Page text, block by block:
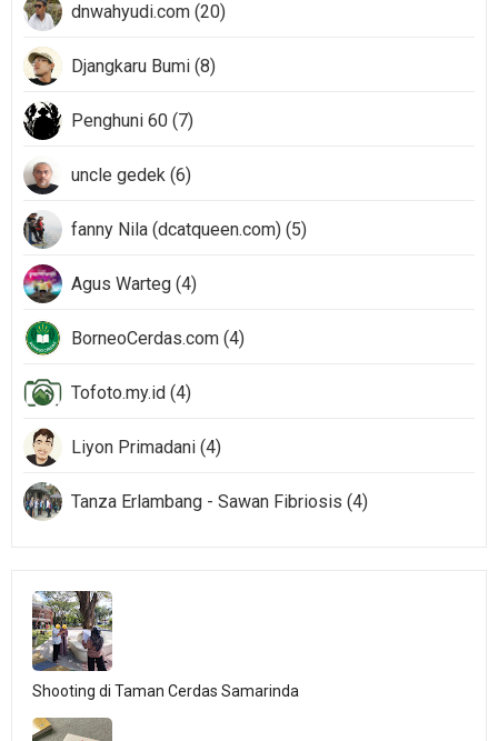
dnwahyudi.com (20)
Djangkaru Bumi (8)
Penghuni 60 (7)
uncle gedek (6)
fanny Nila (dcatqueen.com) (5)
Agus Warteg (4)
BorneoCerdas.com (4)
Tofoto.my.id (4)
Liyon Primadani (4)
Tanza Erlambang - Sawan Fibriosis (4)
Shooting di Taman Cerdas Samarinda